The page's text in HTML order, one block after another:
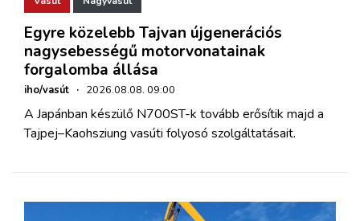
Egyre közelebb Tajvan újgenerációs
nagysebességű motorvonatainak
forgalomba állása
iho/vasút · 2026.08.08. 09:00
A Japánban készülő N700ST-k tovább erősítik majd a
Tajpej–Kaohsziung vasúti folyosó szolgáltatásait.